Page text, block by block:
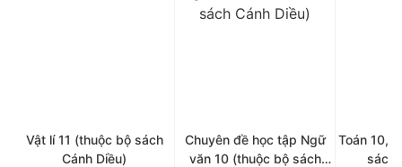
Vật lí 11 (thuộc bộ sách
Cánh Diều)
Chuyên đề học tập Ngữ
văn 10 (thuộc bộ sách
Toán 10,
sách